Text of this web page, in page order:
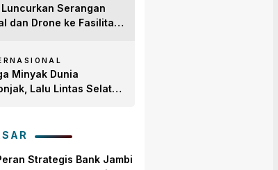
Luncurkan Serangan
dan Drone ke Fasilitas
Minyak Dunia
Lalu Lintas Selat
Strategis Bank Jambi